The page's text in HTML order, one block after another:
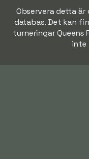
Observera detta
databas. Det kan
turneringar Queens
inte